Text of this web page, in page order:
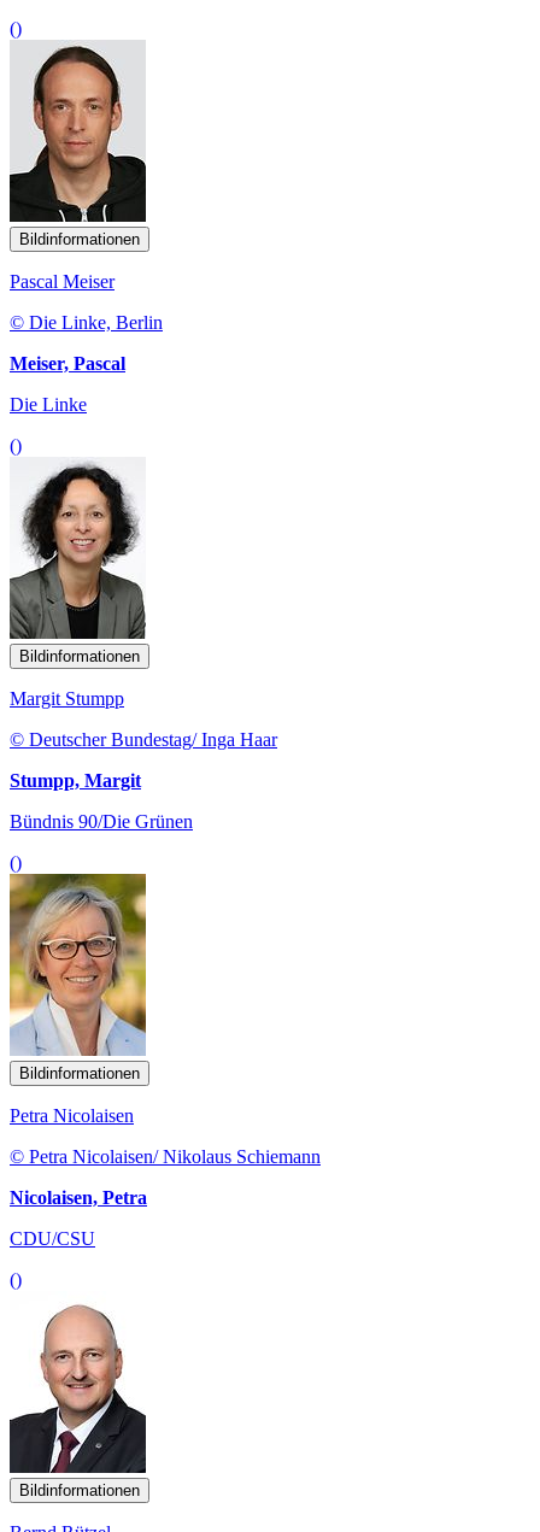
()
Bildinformationen
Pascal Meiser
© Die Linke, Berlin
Meiser, Pascal
Die Linke
()
Bildinformationen
Margit Stumpp
© Deutscher Bundestag/ Inga Haar
Stumpp, Margit
Bündnis 90/Die Grünen
()
Bildinformationen
Petra Nicolaisen
© Petra Nicolaisen/ Nikolaus Schiemann
Nicolaisen, Petra
CDU/CSU
()
Bildinformationen